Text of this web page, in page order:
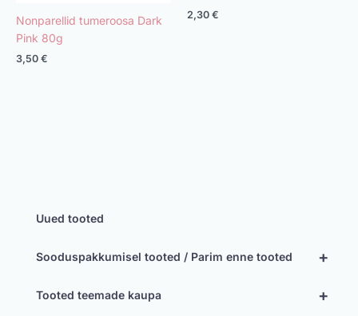
Uued tooted
+
Sooduspakkumisel tooted / Parim enne tooted
+
Tooted teemade kaupa
Nonparellid tumeroosa Dark
Pink 80g
3,50 €
2,30 €